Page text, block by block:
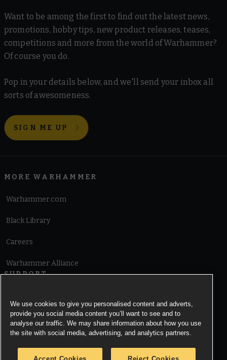
Want to be among the first to find out the latest news,
promotions, hobby tips, new product releases, teases,
competitions and more from the world of Warhammer?
Of course you do.
Pop in your details below, and we'll send your inbox all
sorts of awesomeness.
SIGN ME UP
MORE WARHAMMER
Warhammer.com
Black Library
Careers
Warhammer Alliance
SUPPORT
Cookie Notice
We use cookies to give you personalised content and adverts,
provide you social media content you’ll want to see and to
analyse our traffic. We may share information about how you use
the site with social media, advertising, and analytics partners.